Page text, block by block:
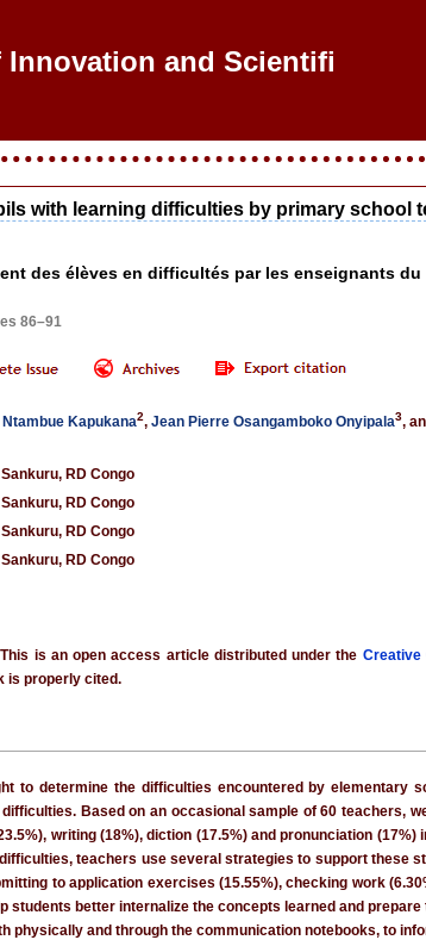
and Scientific R
with learning difficulties by primary school
des élèves en difficultés par les enseignants
86–91
Ntambue Kapukana2, Jean Pierre Osangamboko Onyipala3,
RD Congo
RD Congo
RD Congo
RD Congo
is an open access article distributed under the Creative
is properly cited.
to determine the difficulties encountered by
Based on an occasional sample of 60 teachers,
writing (18%), diction (17.5%) and pronunciation
teachers use several strategies to support these
to application exercises (15.55%), checking work
students better internalize the concepts learned and
physically and through the communication notebooks, to